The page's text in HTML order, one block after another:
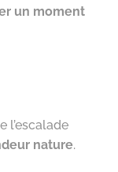
un moment
l’escalade
nature.